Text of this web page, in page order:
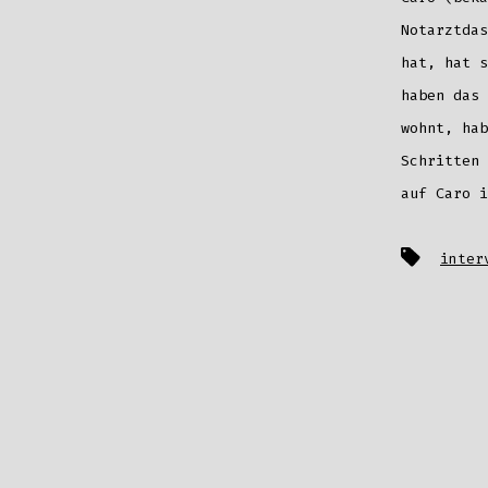
hat, hat
haben
wohnt,
Schritten
auf Caro